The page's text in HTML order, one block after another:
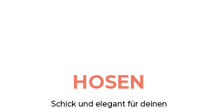
HOSEN
Schick und elegant für deinen